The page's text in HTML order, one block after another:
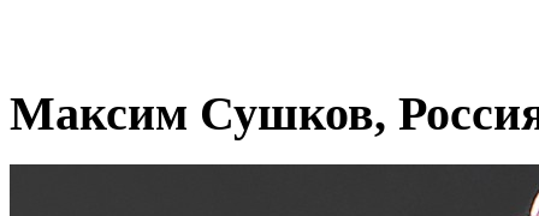
Максим Сушков,